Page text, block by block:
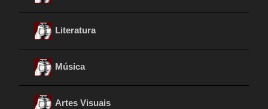
Literatura
Música
Artes Visuais